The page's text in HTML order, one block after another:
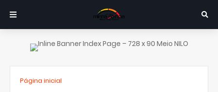
Página inicial